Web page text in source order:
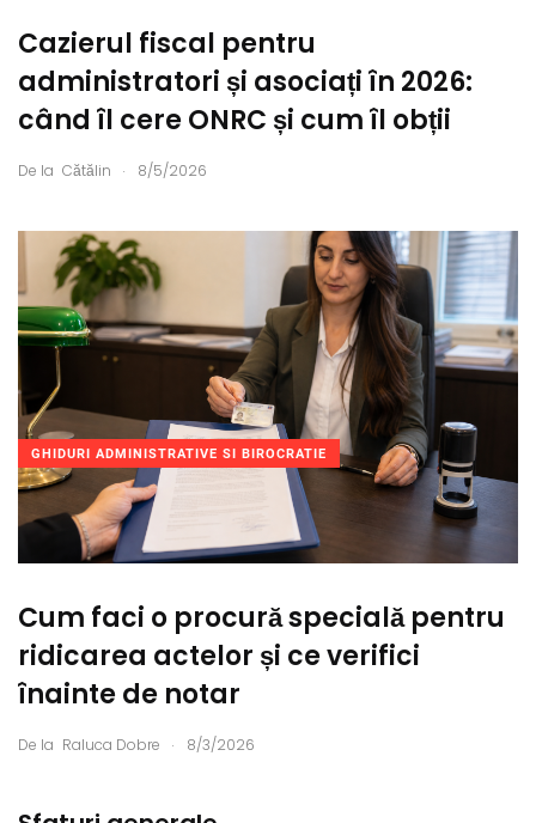
Cazierul fiscal pentru
administratori și asociați în 2026:
când îl cere ONRC și cum îl obții
De la Cătălin . 8/5/2026
GHIDURI ADMINISTRATIVE SI BIROCRATIE
Cum faci o procură specială pentru
ridicarea actelor și ce verifici
înainte de notar
De la Raluca Dobre . 8/3/2026